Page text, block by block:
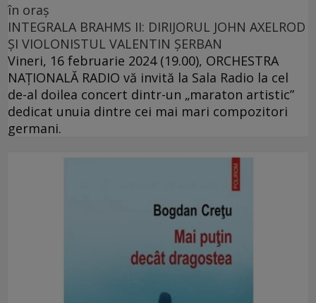
în oraș
INTEGRALA BRAHMS II: DIRIJORUL JOHN AXELROD
ȘI VIOLONISTUL VALENTIN ȘERBAN
Vineri, 16 februarie 2024 (19.00), ORCHESTRA
NAŢIONALĂ RADIO vă invită la Sala Radio la cel
de-al doilea concert dintr-un „maraton artistic”
dedicat unuia dintre cei mai mari compozitori
germani.